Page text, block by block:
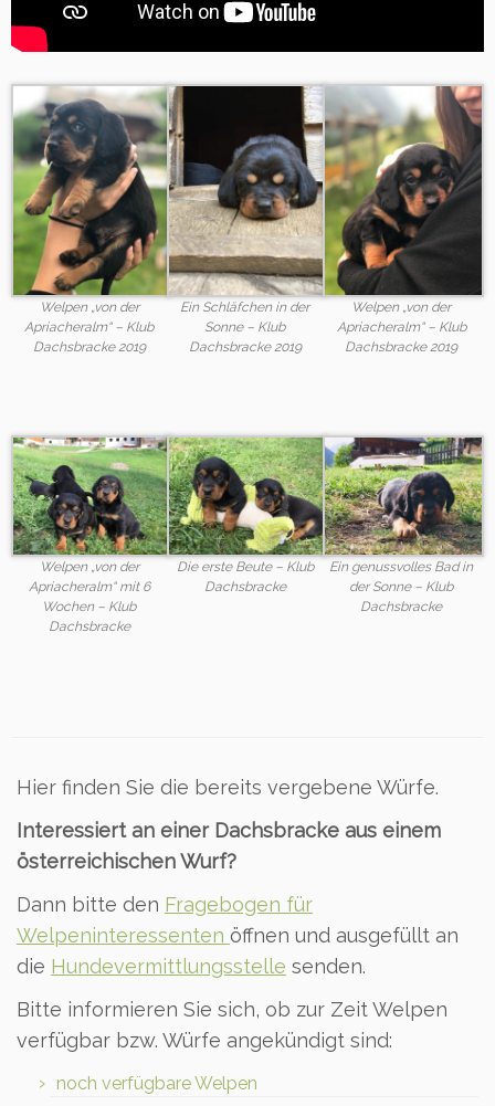
Welpen „von der
Apriacheralm“ – Klub
Dachsbracke 2019
Ein Schläfchen in der
Sonne – Klub
Dachsbracke 2019
Welpen „von der
Apriacheralm“ – Klub
Dachsbracke 2019
Welpen „von der
Apriacheralm“ mit 6
Wochen – Klub
Dachsbracke
Die erste Beute – Klub
Dachsbracke
Ein genussvolles Bad in
der Sonne – Klub
Dachsbracke
Hier finden Sie die bereits vergebene Würfe.
Interessiert an einer Dachsbracke aus einem
österreichischen Wurf?
Dann bitte den Fragebogen für
Welpeninteressenten öffnen und ausgefüllt an
die Hundevermittlungsstelle senden.
Bitte informieren Sie sich, ob zur Zeit Welpen
verfügbar bzw. Würfe angekündigt sind:
noch verfügbare Welpen